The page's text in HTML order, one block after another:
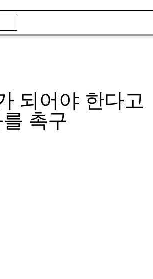
되어야 한다고
촉구